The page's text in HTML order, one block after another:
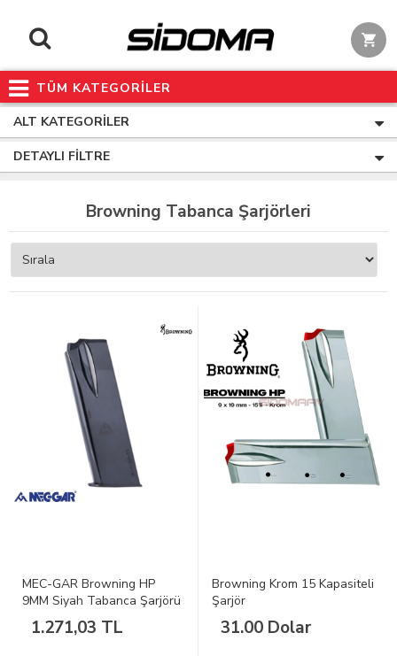
TÜM KATEGORİLER
ALT KATEGORILER
DETAYLI FILTRE
Browning Tabanca Şarjörleri
MEC-GAR Browning HP
9MM Siyah Tabanca Şarjörü
1.271,03 TL
Browning Krom 15 Kapasiteli
Şarjör
31.00 Dolar